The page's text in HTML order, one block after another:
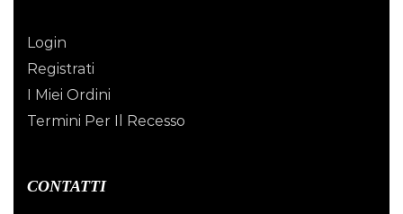
Login
Registrati
I Miei Ordini
Termini Per Il Recesso
CONTATTI